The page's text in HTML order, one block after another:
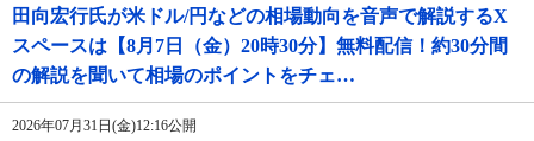
田向宏行氏が米ドル/円などの相場動向を音声で解説するX
スペースは【8月7日（金）20時30分】無料配信！約30分間
の解説を聞いて相場のポイントをチェ…
2026年07月31日(金)12:16公開